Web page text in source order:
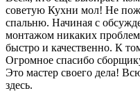
советую Кухни мол! Не
спальню. Начиная с
монтажом никаких
быстро и качественно. К
Огромное спасибо
Это мастер своего дела!
здесь.